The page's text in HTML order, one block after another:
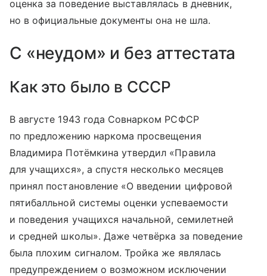
оценка за поведение выставлялась в дневник,
но в официальные документы она не шла.
С «неудом» и без аттестата
Как это было в СССР
В августе 1943 года Совнарком РСФСР
по предложению наркома просвещения
Владимира Потёмкина утвердил «Правила
для учащихся», а спустя несколько месяцев
принял постановление «О введении цифровой
пятибалльной системы оценки успеваемости
и поведения учащихся начальной, семилетней
и средней школы». Даже четвёрка за поведение
была плохим сигналом. Тройка же являлась
предупреждением о возможном исключении